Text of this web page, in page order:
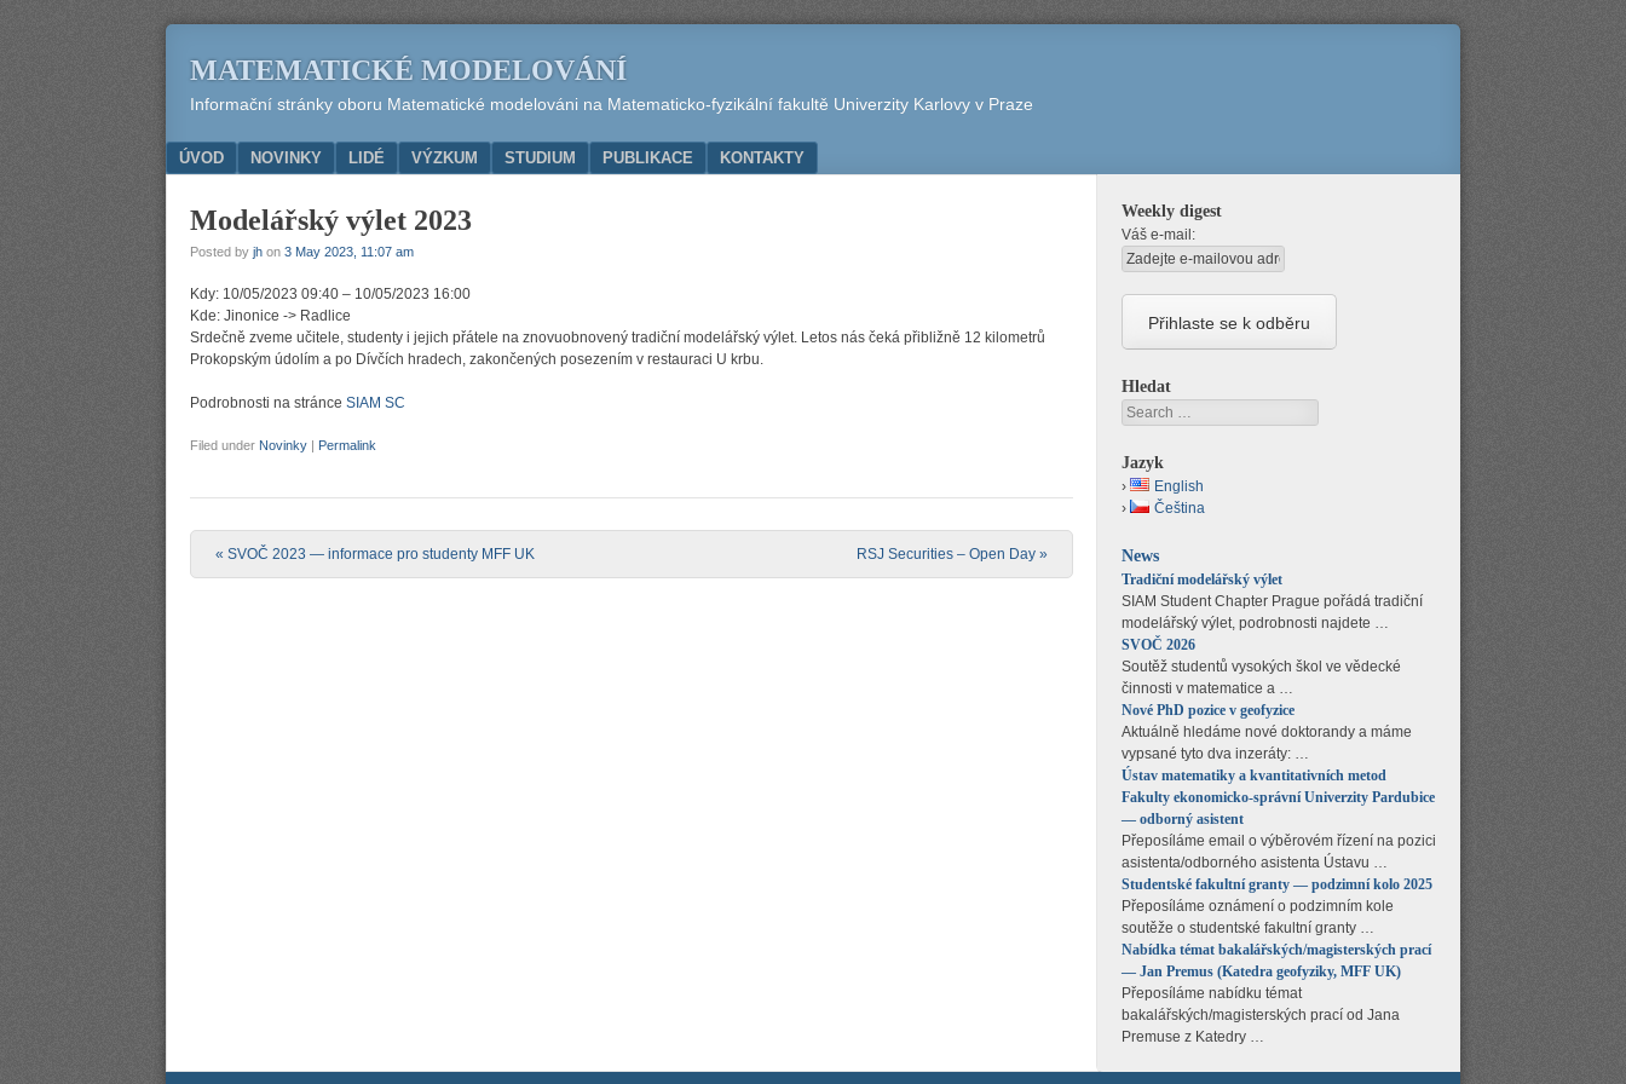
MATEMATICKÉ MODELOVÁNÍ
Informační stránky oboru Matematické modelováni na Matematicko-fyzikální fakultě Univerzity Karlovy v Praze
Menu
SKIP TO CONTENT
ÚVOD NOVINKY LIDÉ VÝZKUM STUDIUM PUBLIKACE KONTAKTY
Modelářský výlet 2023
Posted by jh on 3 May 2023, 11:07 am
Kdy: 10/05/2023 09:40 – 10/05/2023 16:00
Kde: Jinonice -> Radlice
Srdečně zveme učitele, studenty i jejich přátele na znovuobnovený tradiční modelářský výlet. Letos nás čeká přibližně 12 kilometrů
Prokopským údolím a po Dívčích hradech, zakončených posezením v restauraci U krbu.
Podrobnosti na stránce SIAM SC
Filed under Novinky | Permalink
Post navigation
« SVOČ 2023 — informace pro studenty MFF UK RSJ Securities – Open Day »
Weekly digest
Váš e-mail:
Hledat
Search
Jazyk
English
Čeština
News
Tradiční modelářský výlet
SIAM Student Chapter Prague pořádá tradiční
modelářský výlet, podrobnosti najdete …
SVOČ 2026
Soutěž studentů vysokých škol ve vědecké
činnosti v matematice a …
Nové PhD pozice v geofyzice
Aktuálně hledáme nové doktorandy a máme
vypsané tyto dva inzeráty: …
Ústav matematiky a kvantitativních metod
Fakulty ekonomicko-správní Univerzity Pardubice
— odborný asistent
Přeposíláme email o výběrovém řízení na pozici
asistenta/odborného asistenta Ústavu …
Studentské fakultní granty — podzimní kolo 2025
Přeposíláme oznámení o podzimním kole
soutěže o studentské fakultní granty …
Nabídka témat bakalářských/magisterských prací
— Jan Premus (Katedra geofyziky, MFF UK)
Přeposíláme nabídku témat
bakalářských/magisterských prací od Jana
Premuse z Katedry …